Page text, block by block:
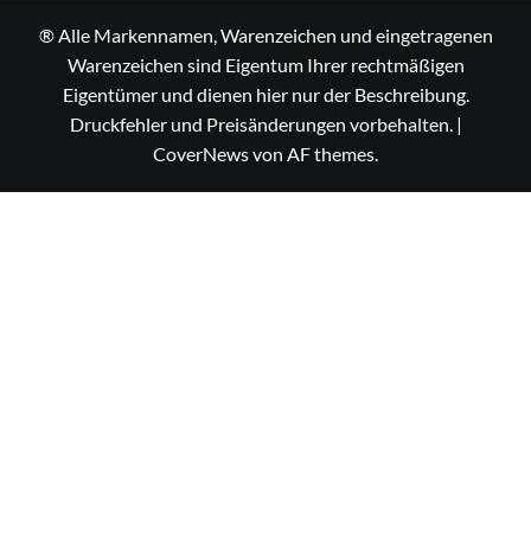
® Alle Markennamen, Warenzeichen und eingetragenen
Warenzeichen sind Eigentum Ihrer rechtmäßigen
Eigentümer und dienen hier nur der Beschreibung.
Druckfehler und Preisänderungen vorbehalten. |
CoverNewsvon AF themes.